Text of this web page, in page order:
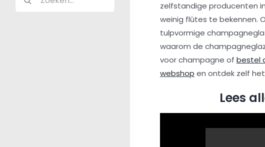
naar:
zelfstandige producenten
weinig flûtes te bekennen.
tulpvormige
waarom de
voor champagne of bestel
webshop en ontdek zelf
Lees